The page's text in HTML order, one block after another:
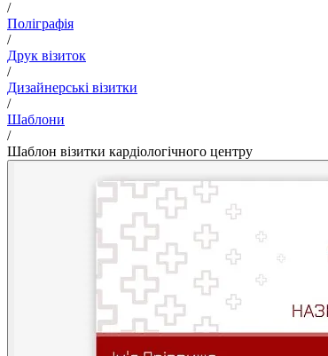
/
Поліграфія
/
Друк візиток
/
Дизайнерські візитки
/
Шаблони
/
Шаблон візитки кардіологічного центру